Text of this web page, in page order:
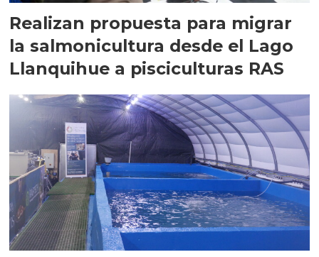
Realizan propuesta para migrar
la salmonicultura desde el Lago
Llanquihue a pisciculturas RAS